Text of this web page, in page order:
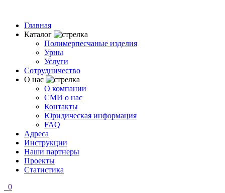
Главная
Каталог
Полимерпесчаные изделия
Урны
Услуги
Сотрудничество
О нас
О компании
СМИ о нас
Контакты
Юридическая информация
FAQ
Адреса
Инструкции
Наши партнеры
Проекты
Статистика
0